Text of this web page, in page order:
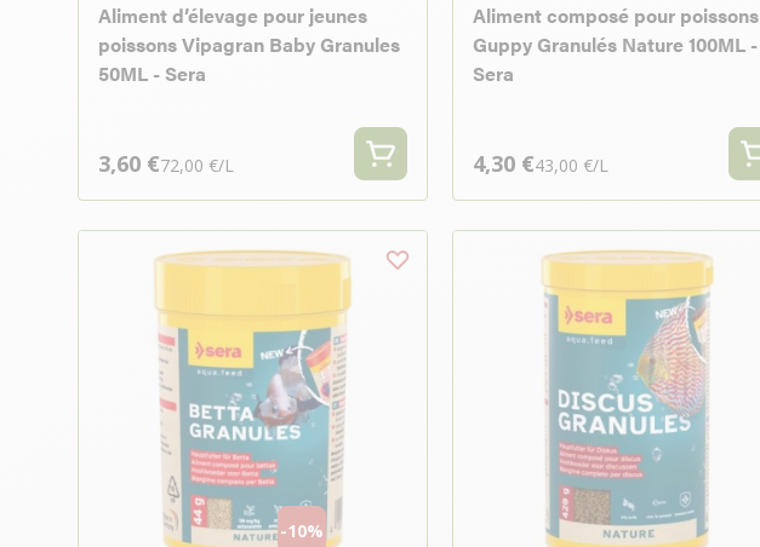
Aliment d’élevage pour jeunes
poissons Vipagran Baby Granules
50ML - Sera
3,60 €72,00 €/L
Aliment composé pour poissons
Guppy Granulés Nature 100ML -
Sera
4,30 €43,00 €/L
-10%